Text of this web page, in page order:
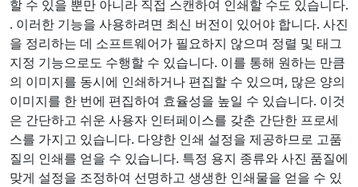
할 수 있을 뿐만 아니라 직접 스캔하여 인쇄할 수도 있습니다.
. 이러한 기능을 사용하려면 최신 버전이 있어야 합니다. 사진
을 정리하는 데 소프트웨어가 필요하지 않으며 정렬 및 태그
지정 기능으로도 수행할 수 있습니다. 이를 통해 원하는 만큼
의 이미지를 동시에 인쇄하거나 편집할 수 있으며, 많은 양의
이미지를 한 번에 편집하여 효율성을 높일 수 있습니다. 이것
은 간단하고 쉬운 사용자 인터페이스를 갖춘 간단한 프로세
스를 가지고 있습니다. 다양한 인쇄 설정을 제공하므로 고품
질의 인쇄를 얻을 수 있습니다. 특정 용지 종류와 사진 품질에
맞게 설정을 조정하여 선명하고 생생한 인쇄물을 얻을 수 있